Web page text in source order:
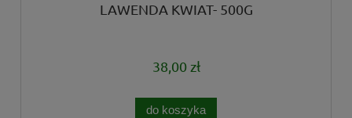
LAWENDA KWIAT- 500G
38,00 zł
do koszyka